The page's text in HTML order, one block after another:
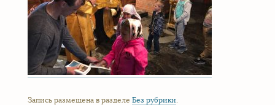
Запись размещена в разделе Без рубрики